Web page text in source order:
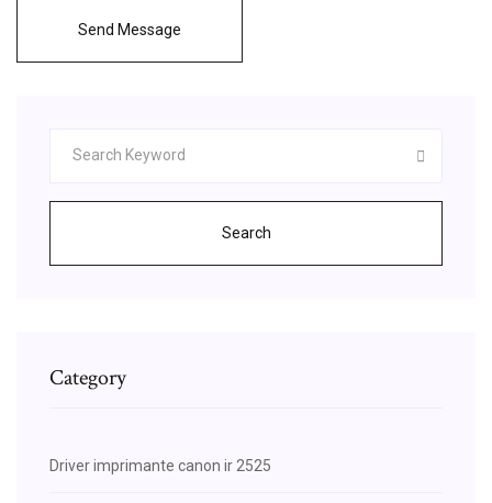
Send Message
Search
Category
Driver imprimante canon ir 2525